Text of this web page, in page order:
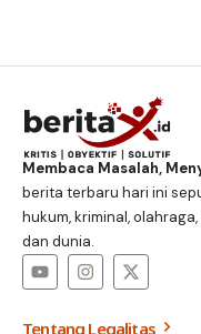
Membaca Masalah,
berita terbaru hari ini
hukum, kriminal,
dan dunia.
Tentang Legalitas